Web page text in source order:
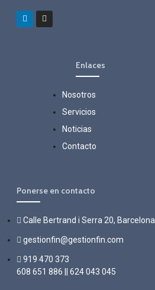
Enlaces
Nosotros
Servicios
Noticias
Contacto
Ponerse en contacto
Calle Bertrand i Serra 20, Barcelona
gestionfin@gestionfin.com
919 470 373
608 651 886 || 624 043 045